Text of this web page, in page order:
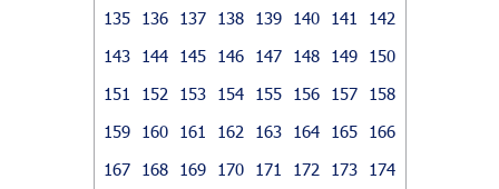
135
136 137 138 139 140 141
142
143
144 145 146 147 148 149
150
151
152 153 154 155 156 157
158
159
160 161 162 163 164 165
166
167
168 169 170 171 172 173
174